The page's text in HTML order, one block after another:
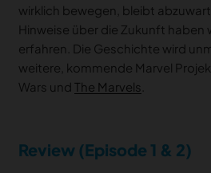
wirklich bewegen, bleibt
Hinweise über die Zukunft haben
erfahren. Die Geschichte wird
weitere, kommende Marvel
Wars und The Marvels
Review (Episode 1 & 2)